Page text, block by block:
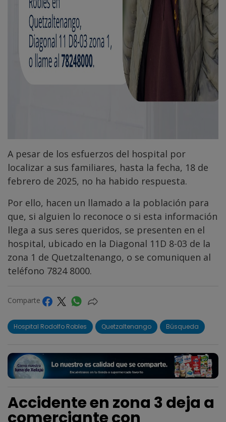
A pesar de los esfuerzos del hospital por
localizar a sus familiares, hasta la fecha, 18 de
febrero de 2025, no ha habido respuesta.
Por ello, hacen un llamado a la población para
que, si alguien lo reconoce o si esta información
llega a sus seres queridos, se presenten en el
hospital, ubicado en la Diagonal 11D 8-03 de la
zona 1 de Quetzaltenango, o se comuniquen al
teléfono 7824 8000.
Comparte
Hospital Rodolfo Robles Quetzaltenango Búsqueda
Accidente en zona 3 deja a